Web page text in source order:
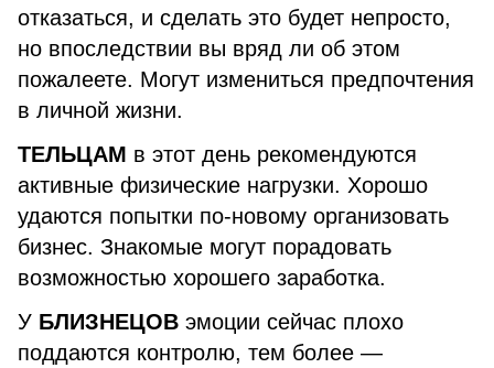
отказаться, и сделать это будет непросто,
но впоследствии вы вряд ли об этом
пожалеете. Могут измениться предпочтения
в личной жизни.
ТЕЛЬЦАМ в этот день рекомендуются
активные физические нагрузки. Хорошо
удаются попытки по-новому организовать
бизнес. Знакомые могут порадовать
возможностью хорошего заработка.
У БЛИЗНЕЦОВ эмоции сейчас плохо
поддаются контролю, тем более —